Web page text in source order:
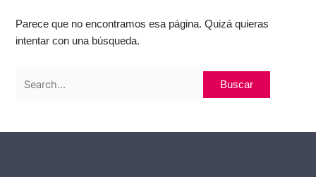
Parece que no encontramos esa página. Quizá quieras
intentar con una búsqueda.